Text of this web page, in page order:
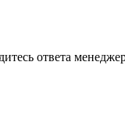
ответа